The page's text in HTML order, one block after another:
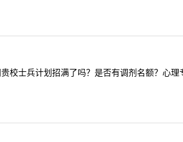
士兵计划招满了吗？是否有调剂名额？心